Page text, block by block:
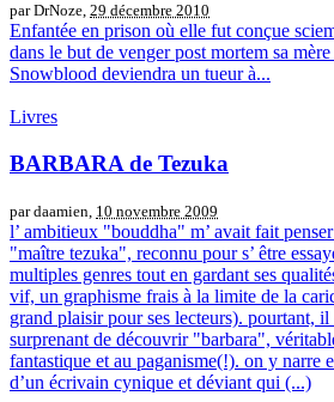
par DrNoze, 29 décembre 2010
Enfantée en prison où elle fut conçue
dans le but de venger post mortem sa
Snowblood deviendra un tueur à...
Livres
BARBARA de Tezuka
par daamien, 10 novembre 2009
l’ ambitieux "bouddha" m’ avait fait
"maître tezuka", reconnu pour s’ être
multiples genres tout en gardant ses
vif, un graphisme frais à la limite de la
grand plaisir pour ses lecteurs). pourtant, il
surprenant de découvrir "barbara",
fantastique et au paganisme(!). on y narre
d’un écrivain cynique et déviant qui (...)